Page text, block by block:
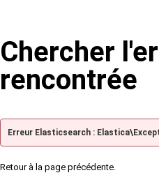
Chercher
rencontrée
Erreur Elasticsearch :
Retour à la page précédente.